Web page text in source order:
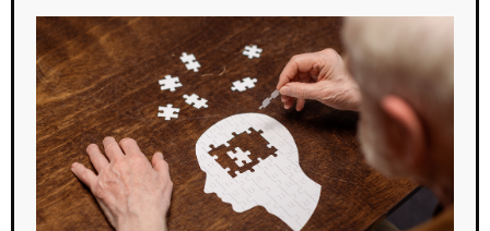
Conferencia: La salud mental y los adultos mayores
17 de junio / 12:00 hrs.
En esta conferencia los alumnos podrán conocer la importancia de la
salud mental en los adultos mayores.